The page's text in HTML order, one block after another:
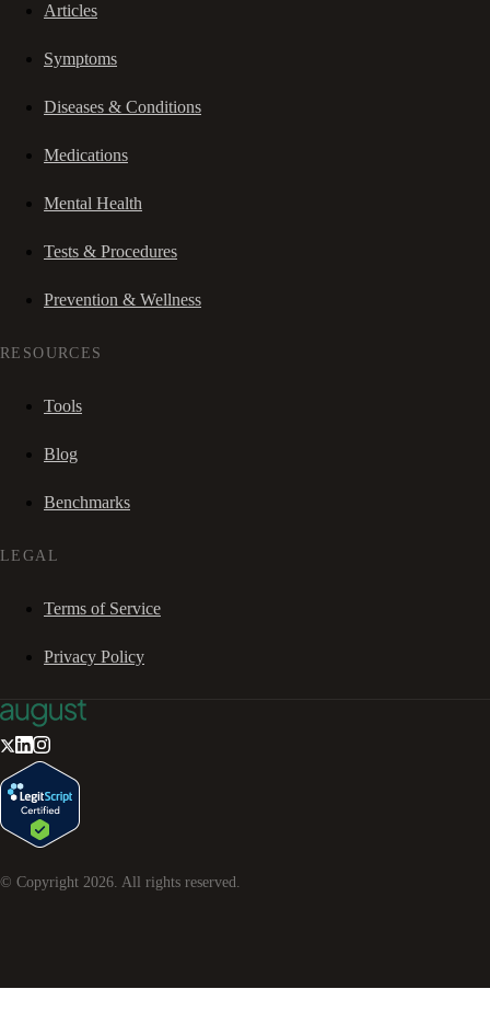
Articles
Symptoms
Diseases & Conditions
Medications
Mental Health
Tests & Procedures
Prevention & Wellness
RESOURCES
Tools
Blog
Benchmarks
LEGAL
Terms of Service
Privacy Policy
© Copyright 2026 . All rights reserved.